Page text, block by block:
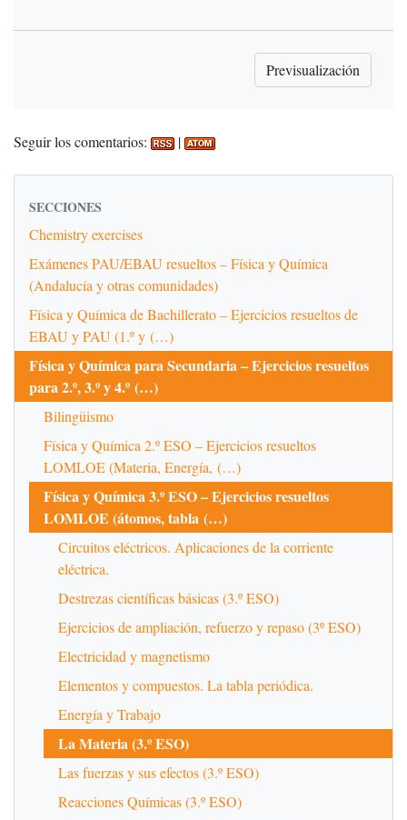
Seguir los comentarios: |
SECCIONES
Chemistry exercises
Exámenes PAU/EBAU resueltos – Física y Química
(Andalucía y otras comunidades)
Física y Química de Bachillerato – Ejercicios resueltos de
EBAU y PAU (1.º y (…)
Física y Química para Secundaria – Ejercicios resueltos
para 2.º, 3.º y 4.º (…)
Bilingüismo
Física y Química 2.º ESO – Ejercicios resueltos
LOMLOE (Materia, Energía, (…)
Física y Química 3.º ESO – Ejercicios resueltos
LOMLOE (átomos, tabla (…)
Circuitos eléctricos. Aplicaciones de la corriente
eléctrica.
Destrezas científicas básicas (3.º ESO)
Ejercicios de ampliación, refuerzo y repaso (3º ESO)
Electricidad y magnetismo
Elementos y compuestos. La tabla periódica.
Energía y Trabajo
La Materia (3.º ESO)
Las fuerzas y sus efectos (3.º ESO)
Reacciones Químicas (3.º ESO)